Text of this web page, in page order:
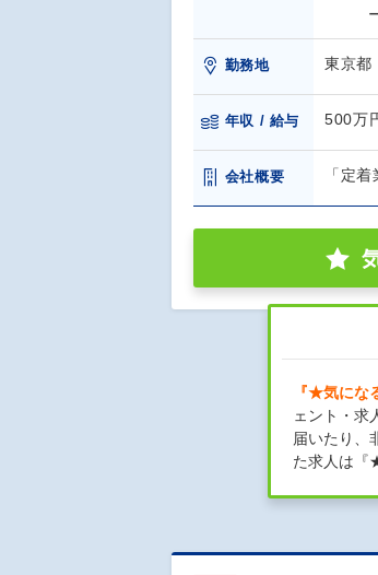
勤務地 東京都
年収 / 給与 500万
会社概要 「定
『★気にな
ェント・求
届いたり、
た求人は『